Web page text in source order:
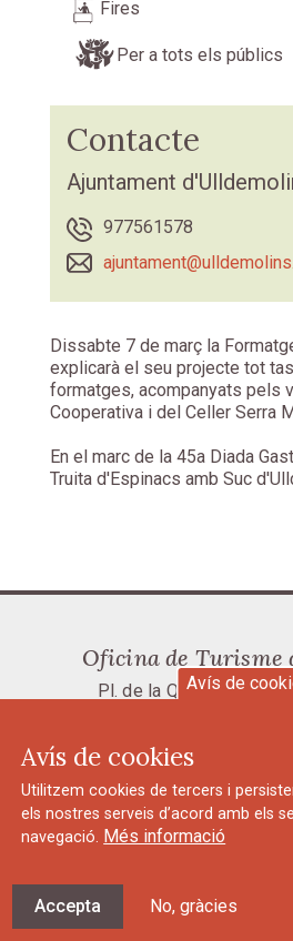
Fires
Per a tots els públics
Contacte
Ajuntament
977561578
Dissabte 7 de març la
explicarà el seu projecte tot
formatges, acompanyats pels
Cooperativa i del Celler Serra
En el marc de la 45a Diada
Truita d'Espinacs amb Suc
Oficina de Turisme
Pl. de la Quartera, 1 |
Avís legal i política de
Avís de
Avís de cookies
Utilitzem cookies de tercers i
els nostres serveis d’acord amb els
navegació. Més informació
Accepta No, gràcies